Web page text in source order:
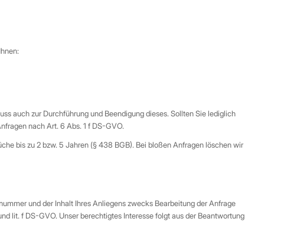
auch zur Durchführung und Beendigung dieses. Sollten Sie lediglich
nach Art. 6 Abs. 1 f DS-GVO.
bis zu 2 bzw. 5 Jahren (§ 438 BGB). Bei bloßen Anfragen löschen wir
und der Inhalt Ihres Anliegens zwecks Bearbeitung der Anfrage
lit. f DS-GVO. Unser berechtigtes Interesse folgt aus der Beantwortung